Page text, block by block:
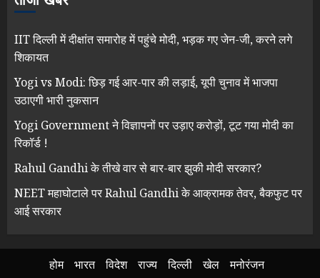
IIT दिल्ली में दीक्षांत समारोह में पहुंचे मोदी, भड़क गए जेन-जी, करने लगे
शिकायत
Yogi vs Modi: छिड़ गई आर-पार की लड़ाई, यूपी चुनाव में भाजपा
उठाएगी भारी नुकसान
Yogi Government ने विज्ञापनों पर उड़ाए करोड़ों, टूट गया मोदी का
रिकॉर्ड !
Rahul Gandhi के तीखे वार से बार-बार झुकी मोदी सरकार?
NEET महाघोटाले पर Rahul Gandhi के आक्रामक तेवर, बैकफुट पर
आई सरकार
होम भारत विदेश राज्य दिल्ली खेल मनोरंजन